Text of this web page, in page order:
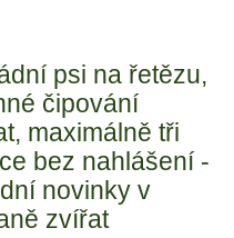
psi na řetězu,
čipování
maximálně tři
bez nahlášení -
novinky v
zvířat